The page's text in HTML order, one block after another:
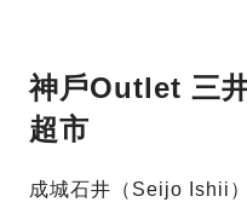
神戶Outlet 三
超市
成城石井（Seijo Ishii